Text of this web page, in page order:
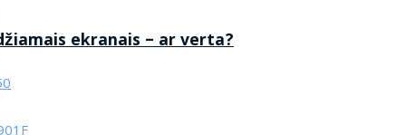
ekranais – ar verta?